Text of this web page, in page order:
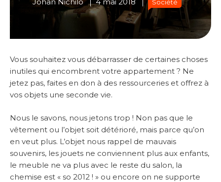
Johan Nichilo 4 mai 2018 Société
Vous souhaitez vous débarrasser de certaines choses
inutiles qui encombrent votre appartement ? Ne
jetez pas, faites en don à des ressourceries et offrez à
vos objets une seconde vie.
Nous le savons, nous jetons trop ! Non pas que le
vêtement ou l’objet soit détérioré, mais parce qu’on
en veut plus. L’objet nous rappel de mauvais
souvenirs, les jouets ne conviennent plus aux enfants,
le meuble ne va plus avec le reste du salon, la
chemise est « so 2012 ! » ou encore on ne supporte